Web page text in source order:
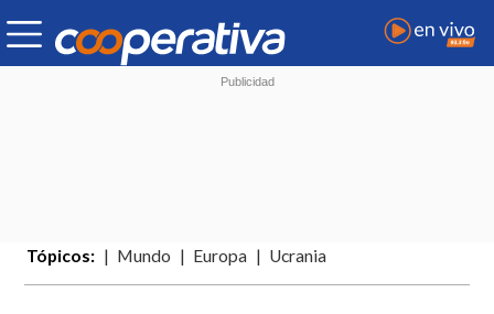
Tópicos: Mundo Europa Ucrania